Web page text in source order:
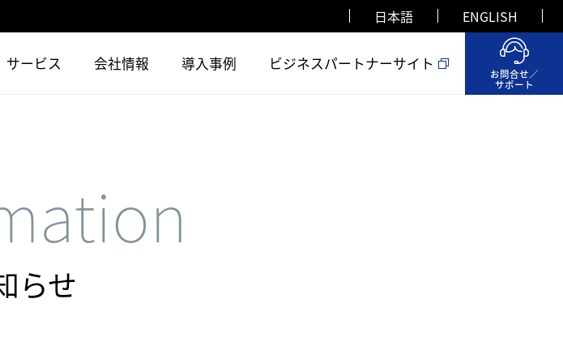
日本語 ENGLISH
サービス 会社情報 導入事例 ビジネスパートナーサイト
お問合せ／
サポート
らせ